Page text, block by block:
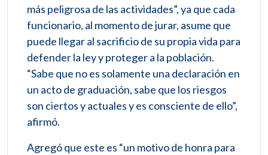
más peligrosa de las actividades”, ya que cada
funcionario, al momento de jurar, asume que
puede llegar al sacrificio de su propia vida para
defender la ley y proteger a la población.
“Sabe que no es solamente una declaración en
un acto de graduación, sabe que los riesgos
son ciertos y actuales y es consciente de ello”,
afirmó.
Agregó que este es “un motivo de honra para